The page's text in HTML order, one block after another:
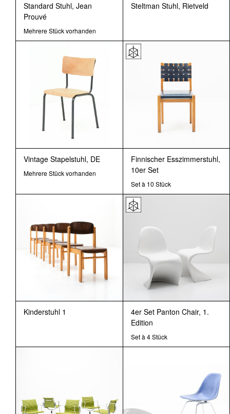
Standard Stuhl, Jean
Prouvé
Mehrere Stück vorhanden
Steltman Stuhl, Rietveld
Vintage Stapelstuhl, DE
Mehrere Stück vorhanden
Finnischer Esszimmerstuhl,
10er Set
Set à 10 Stück
Kinderstuhl 1
4er Set Panton Chair, 1.
Edition
Set à 4 Stück